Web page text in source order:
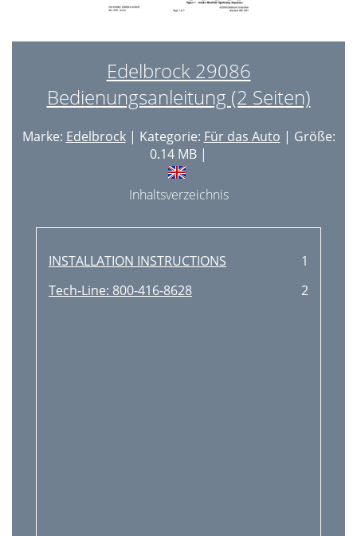
Edelbrock 29086
Bedienungsanleitung (2 Seiten)
Marke: Edelbrock| Kategorie: Für das Auto | Größe:
0.14 MB |
Inhaltsverzeichnis
INSTALLATION INSTRUCTIONS
1
Tech-Line: 800-416-8628
2